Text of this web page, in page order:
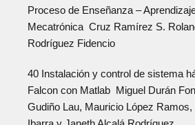
Proceso de Enseñanza –
Mecatrónica Cruz Ramírez S.
Rodríguez Fidencio
40 Instalación y control de sistema
Falcon con Matlab Miguel Durán
Gudiño Lau, Mauricio López